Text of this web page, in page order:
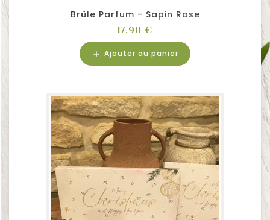
Brûle Parfum - Sapin Rose
Prix
17,90 €
add Ajouter au panier